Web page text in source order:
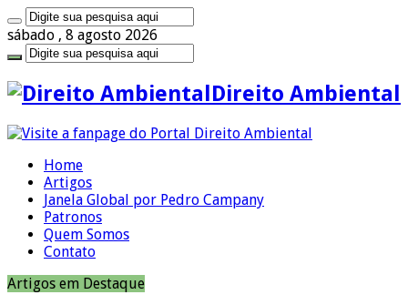
sábado , 8 agosto 2026
Direito Ambiental
Home
Artigos
Janela Global por Pedro Campany
Patronos
Quem Somos
Contato
Artigos em Destaque